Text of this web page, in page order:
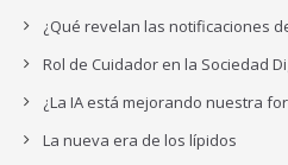
¿Qué revelan las notificaciones
Rol de Cuidador en la Sociedad
¿La IA está mejorando nuestra
La nueva era de los lípidos